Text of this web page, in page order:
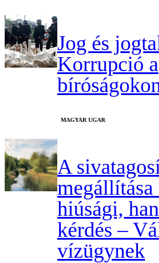
Jog és
Korrupció a
MAGYAR UGAR
A
megállítása
hiúsági,
kérdés –
vízügynek